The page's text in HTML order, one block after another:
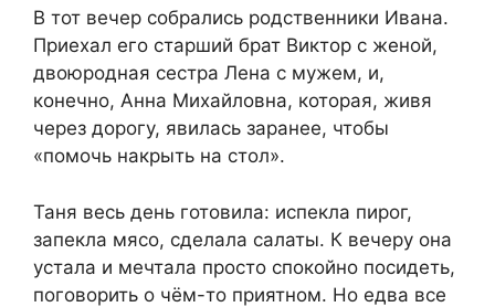
В тот вечер собрались родственники Ивана.
Приехал его старший брат Виктор с женой,
двоюродная сестра Лена с мужем, и,
конечно, Анна Михайловна, которая, живя
через дорогу, явилась заранее, чтобы
«помочь накрыть на стол».
Таня весь день готовила: испекла пирог,
запекла мясо, сделала салаты. К вечеру она
устала и мечтала просто спокойно посидеть,
поговорить о чём-то приятном. Но едва все